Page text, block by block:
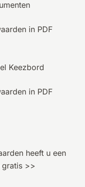
in PDF
Keezbord
in PDF
heeft u een
gratis >>